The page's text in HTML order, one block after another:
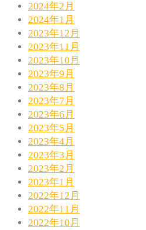
2024年2月
2024年1月
2023年12月
2023年11月
2023年10月
2023年9月
2023年8月
2023年7月
2023年6月
2023年5月
2023年4月
2023年3月
2023年2月
2023年1月
2022年12月
2022年11月
2022年10月